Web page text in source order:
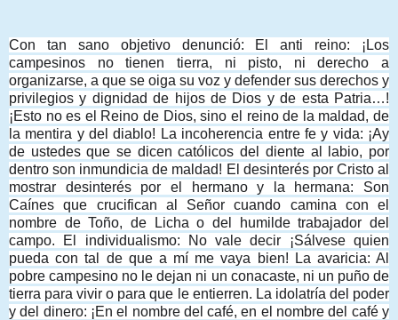
Con tan sano objetivo denunció: El anti reino: ¡Los
campesinos no tienen tierra, ni pisto, ni derecho a
organizarse, a que se oiga su voz y defender sus derechos y
privilegios y dignidad de hijos de Dios y de esta Patria…!
¡Esto no es el Reino de Dios, sino el reino de la maldad, de
la mentira y del diablo! La incoherencia entre fe y vida: ¡Ay
de ustedes que se dicen católicos del diente al labio, por
dentro son inmundicia de maldad! El desinterés por Cristo al
mostrar desinterés por el hermano y la hermana: Son
Caínes que crucifican al Señor cuando camina con el
nombre de Toño, de Licha o del humilde trabajador del
campo. El individualismo: No vale decir ¡Sálvese quien
pueda con tal de que a mí me vaya bien! La avaricia: Al
pobre campesino no le dejan ni un conacaste, ni un puño de
tierra para vivir o para que le entierren. La idolatría del poder
y del dinero: ¡En el nombre del café, en el nombre del café y